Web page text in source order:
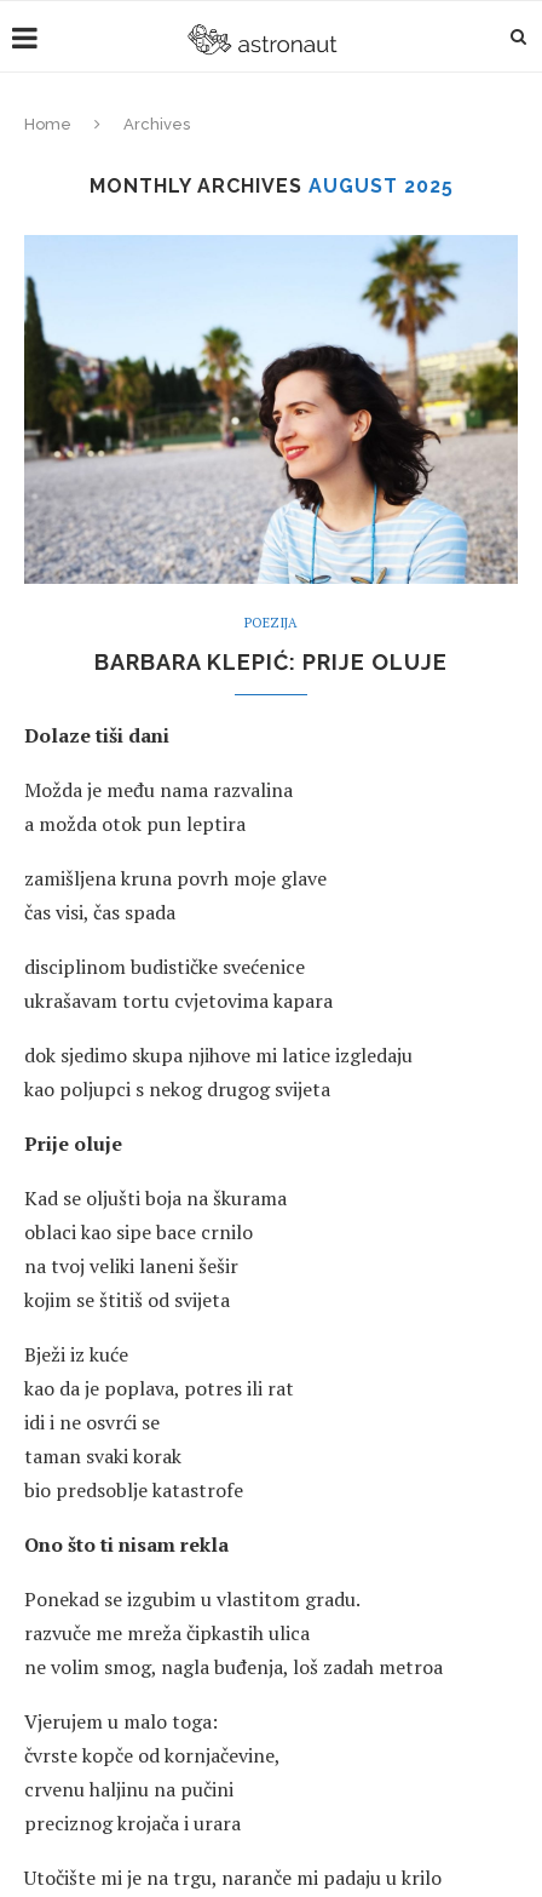
Home Archives
MONTHLY ARCHIVES AUGUST 2025
POEZIJA
BARBARA KLEPIĆ: PRIJE OLUJE
Dolaze tiši dani
Možda je među nama razvalina
a možda otok pun leptira
zamišljena kruna povrh moje glave
čas visi, čas spada
disciplinom budističke svećenice
ukrašavam tortu cvjetovima kapara
dok sjedimo skupa njihove mi latice izgledaju
kao poljupci s nekog drugog svijeta
Prije oluje
Kad se oljušti boja na škurama
oblaci kao sipe bace crnilo
na tvoj veliki laneni šešir
kojim se štitiš od svijeta
Bježi iz kuće
kao da je poplava, potres ili rat
idi i ne osvrći se
taman svaki korak
bio predsoblje katastrofe
Ono što ti nisam rekla
Ponekad se izgubim u vlastitom gradu.
razvuče me mreža čipkastih ulica
ne volim smog, nagla buđenja, loš zadah metroa
Vjerujem u malo toga:
čvrste kopče od kornjačevine,
crvenu haljinu na pučini
preciznog krojača i urara
Utočište mi je na trgu, naranče mi padaju u krilo